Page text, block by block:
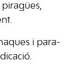
i para-